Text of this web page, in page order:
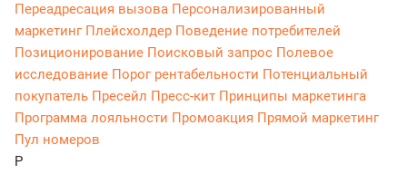
Переадресация вызова Персонализированный
маркетинг Плейсхолдер Поведение потребителей
Позиционирование Поисковый запрос Полевое
исследование Порог рентабельности Потенциальный
покупатель Пресейл Пресс-кит Принципы маркетинга
Программа лояльности Промоакция Прямой маркетинг
Пул номеров
Р